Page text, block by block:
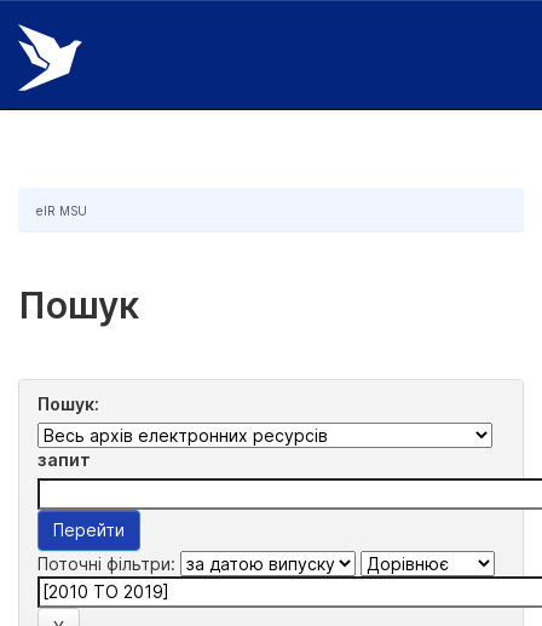
Skip
navigation
eIR MSU
Пошук
Пошук:
запит
Поточні фільтри: